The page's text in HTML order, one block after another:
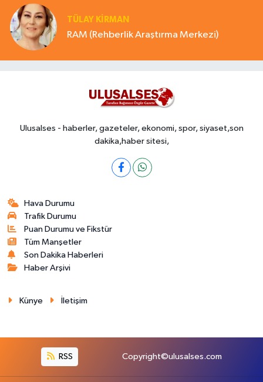
TÜLAY KİRMAN
RAM (Rehberlik Araştırma Merkezi)
Ulusalses - haberler, gazeteler, ekonomi, spor, siyaset,son
dakika,haber sitesi,
Hava Durumu
Trafik Durumu
Puan Durumu ve Fikstür
Tüm Manşetler
Son Dakika Haberleri
Haber Arşivi
Künye İletişim
RSS Copyright©ulusalses.com